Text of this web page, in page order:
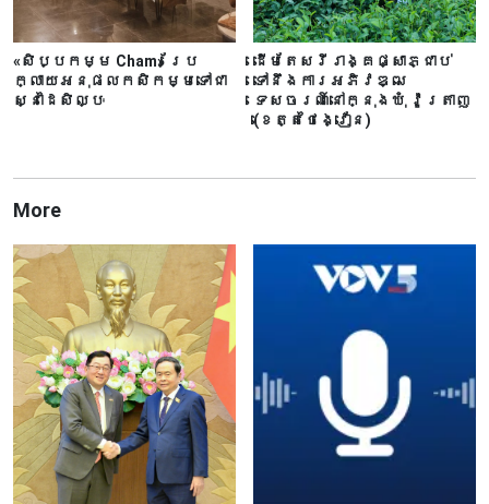
«សិប្បកម្ម Cham» ប្រែ
ក្លាយអនុផលកសិកម្មទៅជា
ស្នាដៃសិល្បៈ
ដើមតែសរីរាង្គផ្សាភ្ជាប់
ទៅនឹងការអភិវឌ្ឍ
ទេសចរណ៍នៅក្នុងឃុំ វ៉ូត្រាញ
(ខេត្តថៃង្វៀន)
More